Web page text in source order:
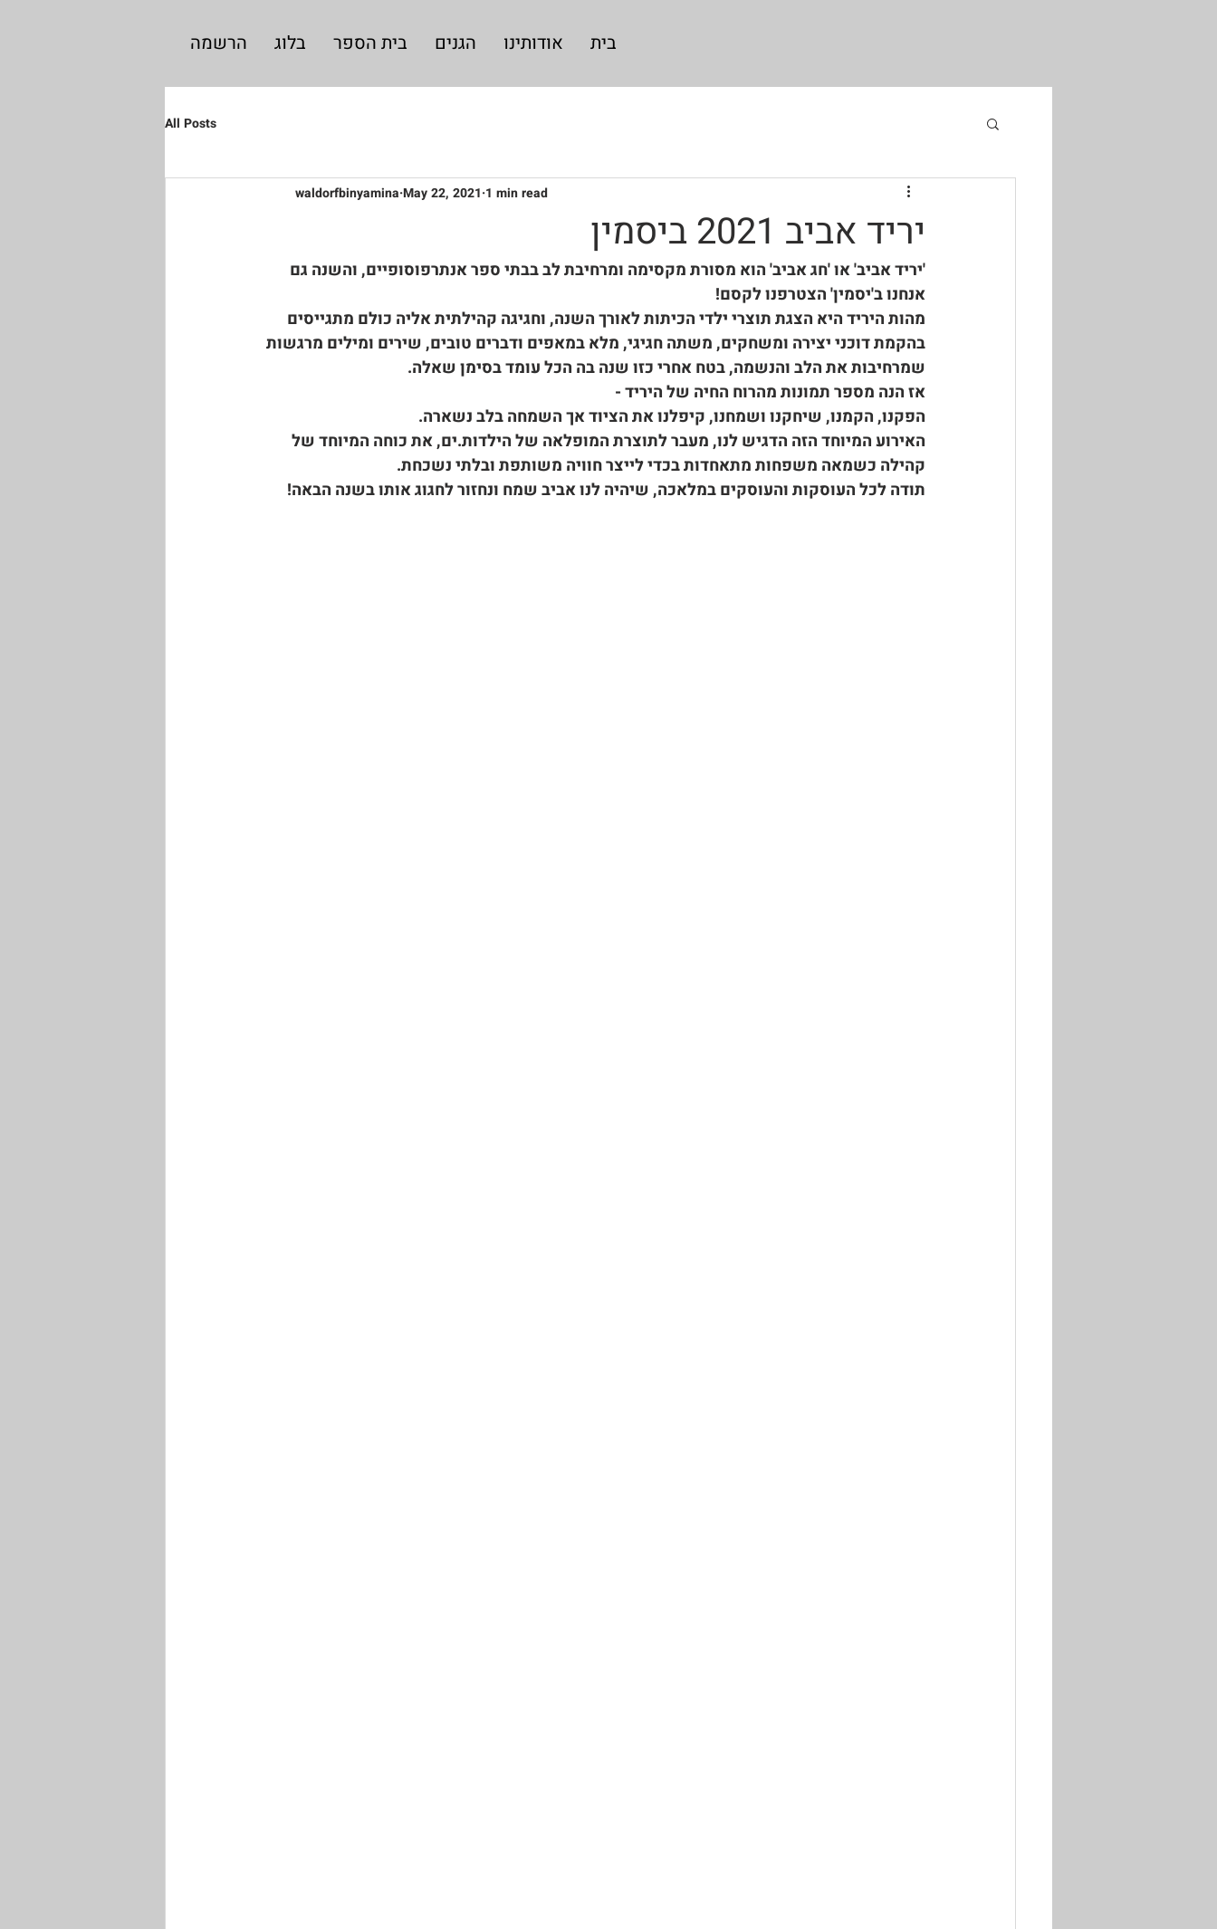
All Posts
יריד אביב 2021 ביסמין
waldorfbinyamina May 22, 2021 1 min read
'יריד אביב' או 'חג אביב' הוא מסורת מקסימה ומרחיבת לב בבתי ספר אנתרפוסופיים, והשנה גם
אנחנו ב'יסמין' הצטרפנו לקסם!
מהות היריד היא הצגת תוצרי ילדי הכיתות לאורך השנה, וחגיגה קהילתית אליה כולם מתגייסים
בהקמת דוכני יצירה ומשחקים, משתה חגיגי, מלא במאפים ודברים טובים, שירים ומילים מרגשות
שמרחיבות את הלב והנשמה, בטח אחרי כזו שנה בה הכל עומד בסימן שאלה.
אז הנה מספר תמונות מהרוח החיה של היריד -
הפקנו, הקמנו, שיחקנו ושמחנו, קיפלנו את הציוד אך השמחה בלב נשארה.
האירוע המיוחד הזה הדגיש לנו, מעבר לתוצרת המופלאה של הילדות.ים, את כוחה המיוחד של
קהילה כשמאה משפחות מתאחדות בכדי לייצר חוויה משותפת ובלתי נשכחת.
תודה לכל העוסקות והעוסקים במלאכה, שיהיה לנו אביב שמח ונחזור לחגוג אותו בשנה הבאה!
בית אודותינו הגנים בית הספר בלוג הרשמה